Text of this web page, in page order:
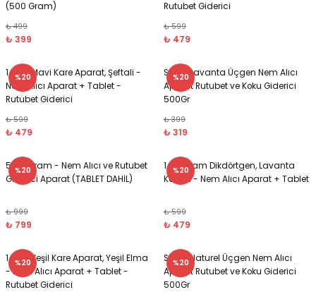
(500 Gram)
₺ 499
₺ 399
Rutubet Giderici
₺ 599
₺ 479
%20
1 Kg - Mavi Kare Aparat, Şeftali -
Nem Alıcı Aparat + Tablet -
Rutubet Giderici
₺ 599
₺ 479
%20
Siyah Lavanta Üçgen Nem Alıcı
Aparat Rutubet ve Koku Giderici
500Gr
₺ 399
₺ 319
%20
5 Kilogram - Nem Alıcı ve Rutubet
Giderici Aparat (TABLET DAHİL)
₺ 999
₺ 799
%20
1 Kilogram Dikdörtgen, Lavanta
Kokulu - Nem Alıcı Aparat + Tablet
₺ 599
₺ 479
%20
1 Kg - Yeşil Kare Aparat, Yeşil Elma
- Nem Alıcı Aparat + Tablet -
Rutubet Giderici
%20
Siyah Naturel Üçgen Nem Alıcı
Aparat Rutubet ve Koku Giderici
500Gr